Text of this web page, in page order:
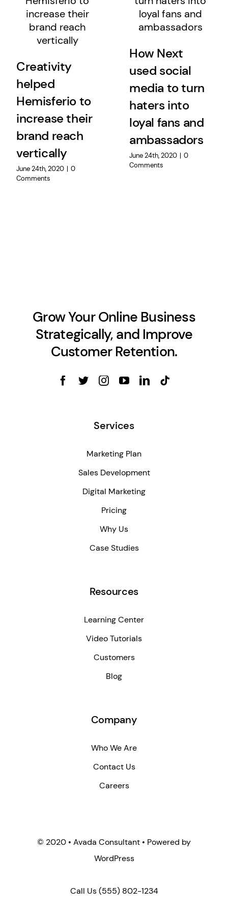
Creativity
helped
Hemisferio to
increase their
brand reach
vertically
June 24th, 2020 | 0
Comments
How Next
used social
media to turn
haters into
loyal fans and
ambassadors
June 24th, 2020 | 0
Comments
Grow Your Online Business
Strategically, and Improve
Customer Retention.
Services
Marketing Plan
Sales Development
Digital Marketing
Pricing
Why Us
Case Studies
Resources
Learning Center
Video Tutorials
Customers
Blog
Company
Who We Are
Contact Us
Careers
© 2020 • Avada Consultant • Powered by
WordPress
Call Us(555) 802-1234